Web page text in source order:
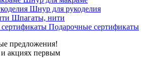
Шнур для рукоделия
Шпагаты, нити
Подарочные сертификаты
предложения!
и акциях первым